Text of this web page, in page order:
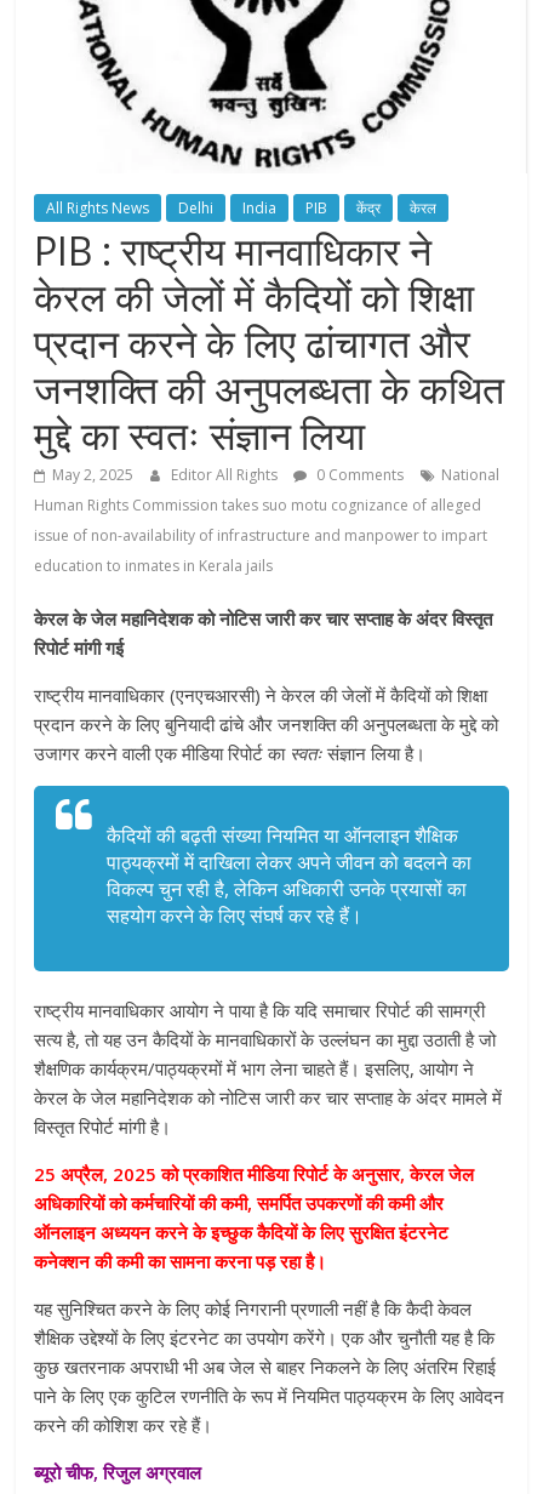
All Rights News Delhi India PIB केंद्र केरल
PIB : राष्ट्रीय मानवाधिकार ने
केरल की जेलों में कैदियों को शिक्षा
प्रदान करने के लिए ढांचागत और
जनशक्ति की अनुपलब्धता के कथित
मुद्दे का स्वतः संज्ञान लिया
May 2, 2025 Editor All Rights 0 Comments
National
Human Rights Commission takes suo motu cognizance of alleged
issue of non-availability of infrastructure and manpower to impart
education to inmates in Kerala jails
केरल के जेल महानिदेशक को नोटिस जारी कर चार सप्ताह के अंदर विस्तृत
रिपोर्ट मांगी गई
राष्ट्रीय मानवाधिकार (एनएचआरसी) ने केरल की जेलों में कैदियों को शिक्षा
प्रदान करने के लिए बुनियादी ढांचे और जनशक्ति की अनुपलब्धता के मुद्दे को
उजागर करने वाली एक मीडिया रिपोर्ट का स्वतःसंज्ञान लिया है।
कैदियों की बढ़ती संख्या नियमित या ऑनलाइन शैक्षिक
पाठ्यक्रमों में दाखिला लेकर अपने जीवन को बदलने का
विकल्प चुन रही है, लेकिन अधिकारी उनके प्रयासों का
सहयोग करने के लिए संघर्ष कर रहे हैं।
राष्ट्रीय मानवाधिकार आयोग ने पाया है कि यदि समाचार रिपोर्ट की सामग्री
सत्य है, तो यह उन कैदियों के मानवाधिकारों के उल्लंघन का मुद्दा उठाती है जो
शैक्षणिक कार्यक्रम/पाठ्यक्रमों में भाग लेना चाहते हैं। इसलिए, आयोग ने
केरल के जेल महानिदेशक को नोटिस जारी कर चार सप्ताह के अंदर मामले में
विस्तृत रिपोर्ट मांगी है।
25 अप्रैल, 2025 को प्रकाशित मीडिया रिपोर्ट के अनुसार, केरल जेल
अधिकारियों को कर्मचारियों की कमी, समर्पित उपकरणों की कमी और
ऑनलाइन अध्ययन करने के इच्छुक कैदियों के लिए सुरक्षित इंटरनेट
कनेक्शन की कमी का सामना करना पड़ रहा है।
यह सुनिश्चित करने के लिए कोई निगरानी प्रणाली नहीं है कि कैदी केवल
शैक्षिक उद्देश्यों के लिए इंटरनेट का उपयोग करेंगे। एक और चुनौती यह है कि
कुछ खतरनाक अपराधी भी अब जेल से बाहर निकलने के लिए अंतरिम रिहाई
पाने के लिए एक कुटिल रणनीति के रूप में नियमित पाठ्यक्रम के लिए आवेदन
करने की कोशिश कर रहे हैं।
ब्यूरो चीफ, रिजुल अग्रवाल